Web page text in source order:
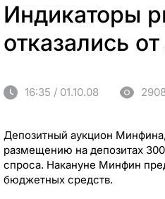
Индикаторы
отказались
16:35 / 01.10.08
Депозитный аукцион
размещению на депозитах 300
спроса. Накануне Минфин
бюджетных средств.